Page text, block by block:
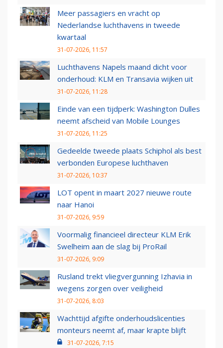
Meer passagiers en vracht op
Nederlandse luchthavens in tweede
kwartaal
31-07-2026, 11:57
Luchthavens Napels maand dicht voor
onderhoud: KLM en Transavia wijken uit
31-07-2026, 11:28
Einde van een tijdperk: Washington Dulles
neemt afscheid van Mobile Lounges
31-07-2026, 11:25
Gedeelde tweede plaats Schiphol als best
verbonden Europese luchthaven
31-07-2026, 10:37
LOT opent in maart 2027 nieuwe route
naar Hanoi
31-07-2026, 9:59
Voormalig financieel directeur KLM Erik
Swelheim aan de slag bij ProRail
31-07-2026, 9:09
Rusland trekt vliegvergunning Izhavia in
wegens zorgen over veiligheid
31-07-2026, 8:03
Wachttijd afgifte onderhoudslicenties
monteurs neemt af, maar krapte blijft
31-07-2026, 7:15